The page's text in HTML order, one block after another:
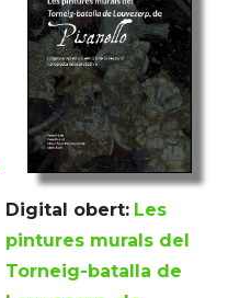
Digital obert: Les
pintures murals del
Torneig-batalla de